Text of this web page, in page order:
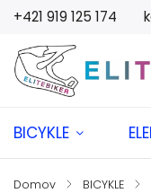
+421 919 125 174
BICYKLE
Domov / BICYKLE /